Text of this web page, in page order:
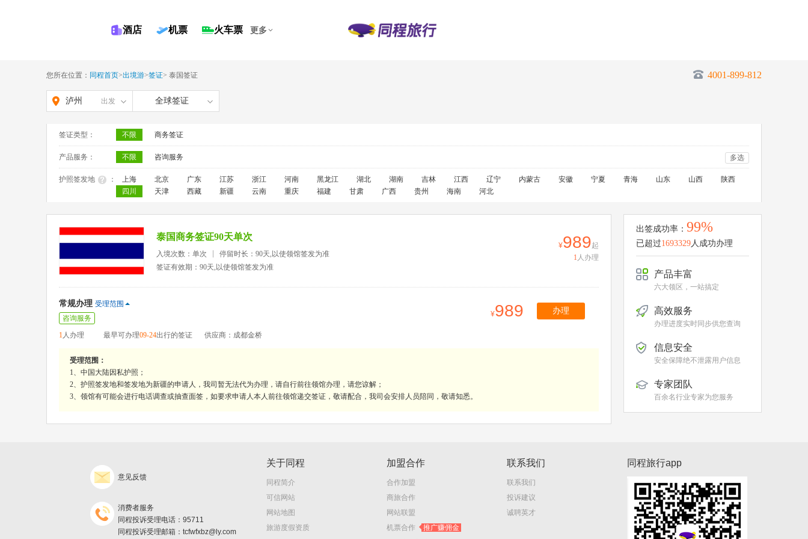
酒店 机票 火车票 更多
您所在位置： 同程首页>出境游>签证> 泰国签证 4001-899-812
泸州 出发 全球签证
签证类型： 不限 商务签证
产品服务： 不限 咨询服务 多选
护照签发地 ： 上海 北京 广东 江苏 浙江 河南 黑龙江 湖北 湖南 吉林 江西 辽宁 内蒙古 安徽 宁夏 青海 山东 山西
陕西
四川
天津 西藏 新疆 云南 重庆 福建 甘肃 广西 贵州 海南 河北
泰国商务签证90天单次
入境次数：单次
停留时长：90天,以使领馆签发为准
签证有效期：90天,以使领馆签发为准
989起
1 人办理
常规办理 受理范围
咨询服务
1人办理 最早可办理09-24出行的签证 供应商：成都金桥
989 办理
受理范围：
1、中国大陆因私护照；
2、护照签发地和签发地为新疆的申请人，我司暂无法代为办理，请自行前往领馆办理，请您谅解；
3、领馆有可能会进行电话调查或抽查面签，如要求申请人本人前往领馆递交签证，敬请配合，我司会安排人员陪同，敬请知悉。
出签成功率： 99%
已超过1693329人成功办理
产品丰富
六大领区，一站搞定
高效服务
办理进度实时同步供您查询
信息安全
安全保障绝不泄露用户信息
专家团队
百余名行业专家为您服务
意见反馈
消费者服务
同程投诉受理电话：95711
同程投诉受理邮箱：tcfwfxbz@ly.com
关于同程
同程简介
可信网站
网站地图
旅游度假资质
加盟合作
合作加盟
商旅合作
网站联盟
机票合作
推广赚佣金
联系我们
联系我们
投诉建议
诚聘英才
同程旅行app